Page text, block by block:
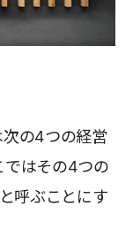
の4つの経営
ではその4つの
呼ぶことにす